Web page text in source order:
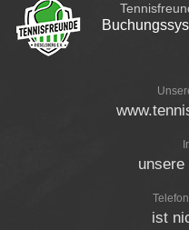
unsere
ist